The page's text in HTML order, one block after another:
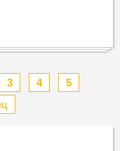
3 4
5